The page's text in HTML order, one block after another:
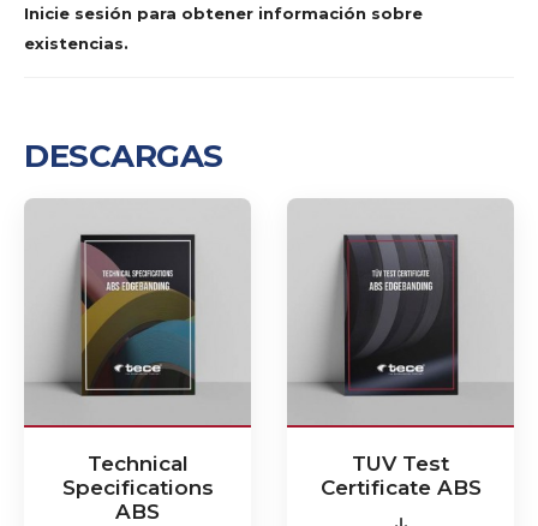
Inicie sesión para obtener información sobre
existencias.
DESCARGAS
Technical
Specifications
ABS
TUV Test
Certificate ABS